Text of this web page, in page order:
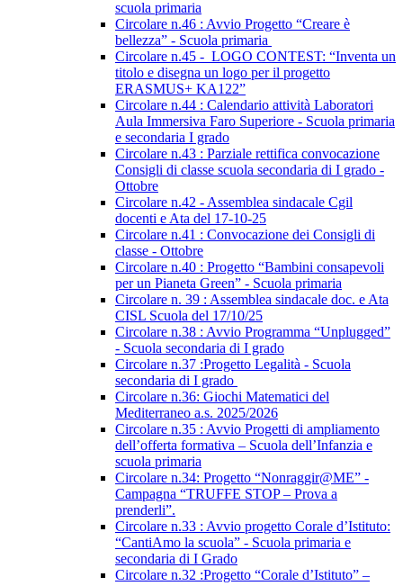
scuola primaria
Circolare n.46 : Avvio Progetto “Creare è
bellezza” - Scuola primaria
Circolare n.45 - LOGO CONTEST: “Inventa un
titolo e disegna un logo per il progetto
ERASMUS+ KA122”
Circolare n.44 : Calendario attività Laboratori
Aula Immersiva Faro Superiore - Scuola primaria
e secondaria I grado
Circolare n.43 : Parziale rettifica convocazione
Consigli di classe scuola secondaria di I grado -
Ottobre
Circolare n.42 - Assemblea sindacale Cgil
docenti e Ata del 17-10-25
Circolare n.41 : Convocazione dei Consigli di
classe - Ottobre
Circolare n.40 : Progetto “Bambini consapevoli
per un Pianeta Green” - Scuola primaria
Circolare n. 39 : Assemblea sindacale doc. e Ata
CISL Scuola del 17/10/25
Circolare n.38 : Avvio Programma “Unplugged”
- Scuola secondaria di I grado
Circolare n.37 :Progetto Legalità - Scuola
secondaria di I grado
Circolare n.36: Giochi Matematici del
Mediterraneo a.s. 2025/2026
Circolare n.35 : Avvio Progetti di ampliamento
dell’offerta formativa – Scuola dell’Infanzia e
scuola primaria
Circolare n.34: Progetto “Nonraggir@ME” -
Campagna “TRUFFE STOP – Prova a
prenderli”.
Circolare n.33 : Avvio progetto Corale d’Istituto:
“CantiAmo la scuola” - Scuola primaria e
secondaria di I Grado
Circolare n.32 :Progetto “Corale d’Istituto” –